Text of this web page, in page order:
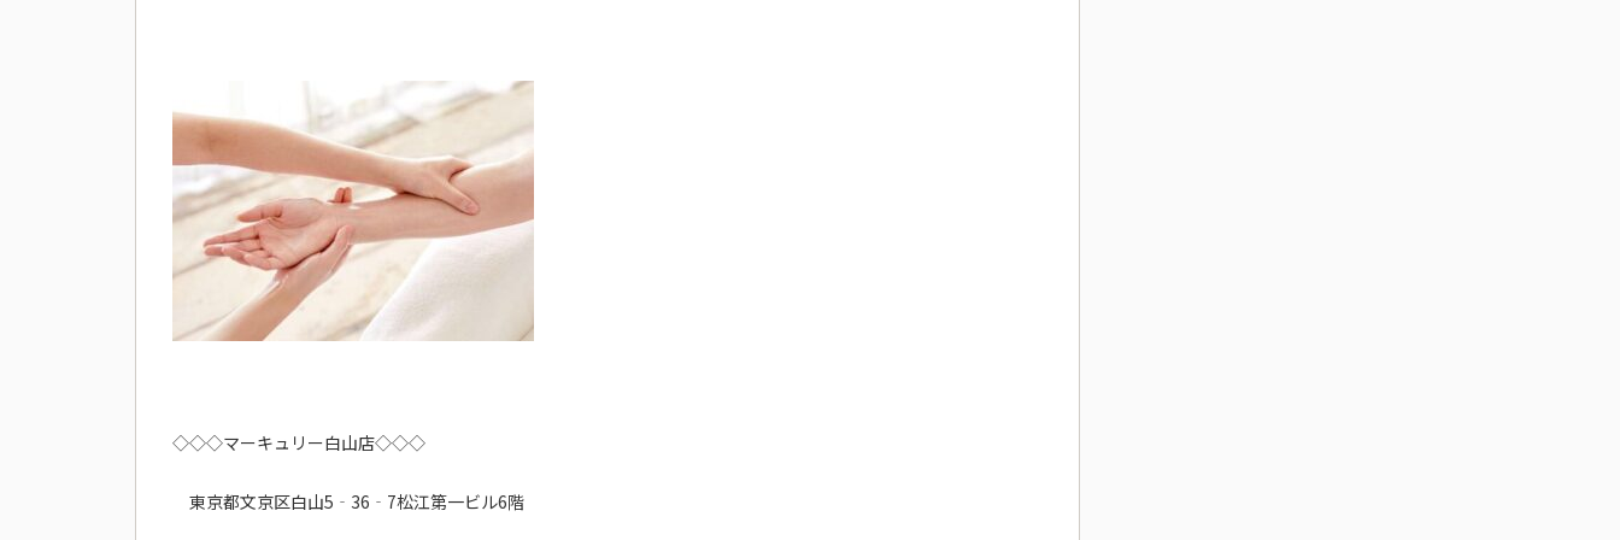
◇◇◇マーキュリー白山店◇◇◇
東京都文京区白山5‐36‐7松江第一ビル6階